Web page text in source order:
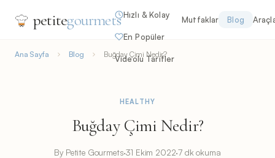
petitegourmets Hızlı & Kolay
En Popüler
Videolu Tarifler
Mutfaklar Blog
Ana Sayfa Blog Buğday Çimi Nedir?
HEALTHY
Buğday Çimi Nedir?
By Petite Gourmets·31 Ekim 2022·7 dk okuma